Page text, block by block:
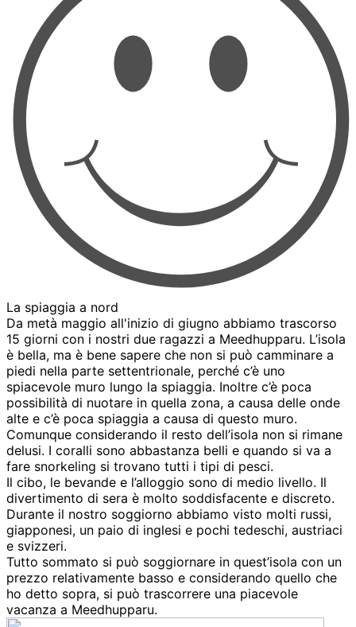
La spiaggia a nord
Da metà maggio all'inizio di giugno abbiamo trascorso
15 giorni con i nostri due ragazzi a Meedhupparu. L’isola
è bella, ma è bene sapere che non si può camminare a
piedi nella parte settentrionale, perché c’è uno
spiacevole muro lungo la spiaggia. Inoltre c’è poca
possibilità di nuotare in quella zona, a causa delle onde
alte e c’è poca spiaggia a causa di questo muro.
Comunque considerando il resto dell’isola non si rimane
delusi. I coralli sono abbastanza belli e quando si va a
fare snorkeling si trovano tutti i tipi di pesci.
Il cibo, le bevande e l’alloggio sono di medio livello. Il
divertimento di sera è molto soddisfacente e discreto.
Durante il nostro soggiorno abbiamo visto molti russi,
giapponesi, un paio di inglesi e pochi tedeschi, austriaci
e svizzeri.
Tutto sommato si può soggiornare in quest’isola con un
prezzo relativamente basso e considerando quello che
ho detto sopra, si può trascorrere una piacevole
vacanza a Meedhupparu.